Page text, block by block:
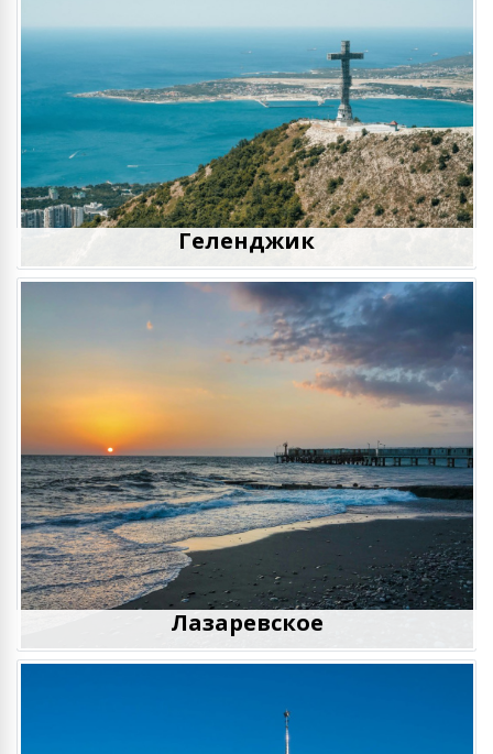
Геленджик
Лазаревское